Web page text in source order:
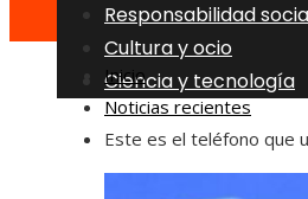
Responsabilidad
Cultura y ocio
Ciencia y tecnología
Inicio
Noticias recientes
Este es el teléfono que